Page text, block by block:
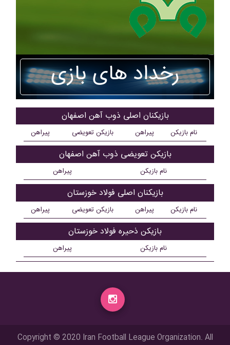
رخداد های بازی
بازیکنان اصلی ذوب آهن اصفهان
نام بازیکن پیراهن بازیکن تعویضی پیراهن
بازیکن تعویضی ذوب آهن اصفهان
نام بازیکن پیراهن
بازیکنان اصلی فولاد خوزستان
نام بازیکن پیراهن بازیکن تعویضی پیراهن
بازیکن ذحیره فولاد خوزستان
نام بازیکن پیراهن
Copyright © 2020 Iran Football League Organization. All